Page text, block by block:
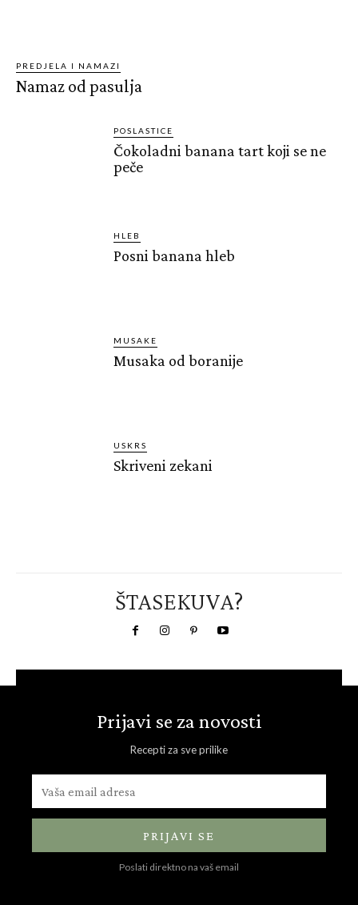
PREDJELA I NAMAZI
Namaz od pasulja
POSLASTICE
Čokoladni banana tart koji se ne
peče
HLEB
Posni banana hleb
MUSAKE
Musaka od boranije
USKRS
Skriveni zekani
ŠTASEKUVA?
Prijavi se za novosti
Recepti za sve prilike
PRIJAVI SE
Poslati direktno na vaš email